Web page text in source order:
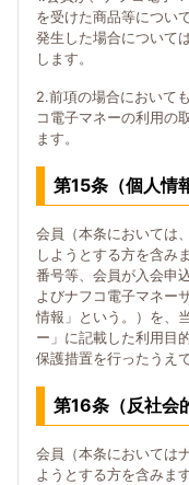
を受けた商品等につい
発生した場合について
します。
2.前項の場合において
コ電子マネーの利用の
ます。
第15条（個人情
会員（本条においては
しようとする方を含み
番号等、会員が入会申
よびナフコ電子マネー
情報」という。）を、
ー」に記載した利用目
保護措置を行ったうえ
第16条（反社会
会員（本条においては
ようとする方を含みま